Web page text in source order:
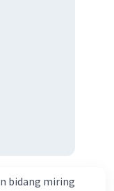
bidang miring